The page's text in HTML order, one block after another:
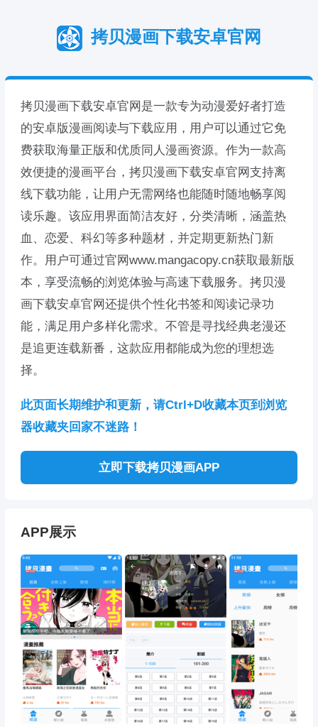
拷贝漫画下载安卓官网
拷贝漫画下载安卓官网是一款专为动漫爱好者打造
的安卓版漫画阅读与下载应用，用户可以通过它免
费获取海量正版和优质同人漫画资源。作为一款高
效便捷的漫画平台，拷贝漫画下载安卓官网支持离
线下载功能，让用户无需网络也能随时随地畅享阅
读乐趣。该应用界面简洁友好，分类清晰，涵盖热
血、恋爱、科幻等多种题材，并定期更新热门新
作。用户可通过官网www.mangacopy.cn获取最新版
本，享受流畅的浏览体验与高速下载服务。拷贝漫
画下载安卓官网还提供个性化书签和阅读记录功
能，满足用户多样化需求。不管是寻找经典老漫还
是追更连载新番，这款应用都能成为您的理想选
择。
此页面长期维护和更新，请Ctrl+D收藏本页到浏览
器收藏夹回家不迷路！
立即下载拷贝漫画APP
APP展示